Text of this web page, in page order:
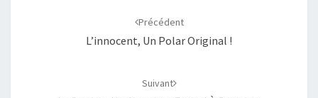
Précédent
L’innocent, Un Polar Original !
Suivant